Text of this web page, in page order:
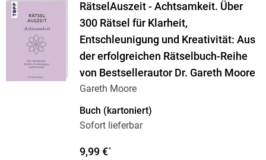
RätselAuszeit - Achtsamkeit. Über
300 Rätsel für Klarheit,
Entschleunigung und Kreativität: Aus
der erfolgreichen Rätselbuch-Reihe
von Bestsellerautor Dr. Gareth Moore
Gareth Moore
Buch (kartoniert)
Sofort lieferbar
9,99 €*